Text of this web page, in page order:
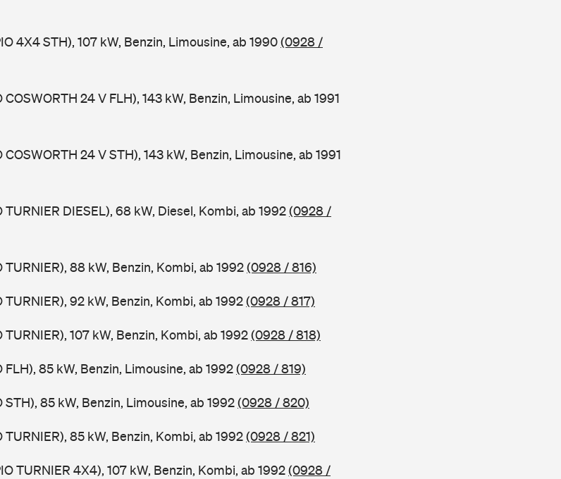
4X4 STH), 107 kW, Benzin, Limousine, ab 1990(0928 /
COSWORTH 24 V FLH), 143 kW, Benzin, Limousine, ab 1991
COSWORTH 24 V STH), 143 kW, Benzin, Limousine, ab 1991
TURNIER DIESEL), 68 kW, Diesel, Kombi, ab 1992(0928 /
TURNIER), 88 kW, Benzin, Kombi, ab 1992(0928 / 816)
TURNIER), 92 kW, Benzin, Kombi, ab 1992(0928 / 817)
TURNIER), 107 kW, Benzin, Kombi, ab 1992(0928 / 818)
FLH), 85 kW, Benzin, Limousine, ab 1992(0928 / 819)
STH), 85 kW, Benzin, Limousine, ab 1992(0928 / 820)
TURNIER), 85 kW, Benzin, Kombi, ab 1992(0928 / 821)
TURNIER 4X4), 107 kW, Benzin, Kombi, ab 1992(0928 /